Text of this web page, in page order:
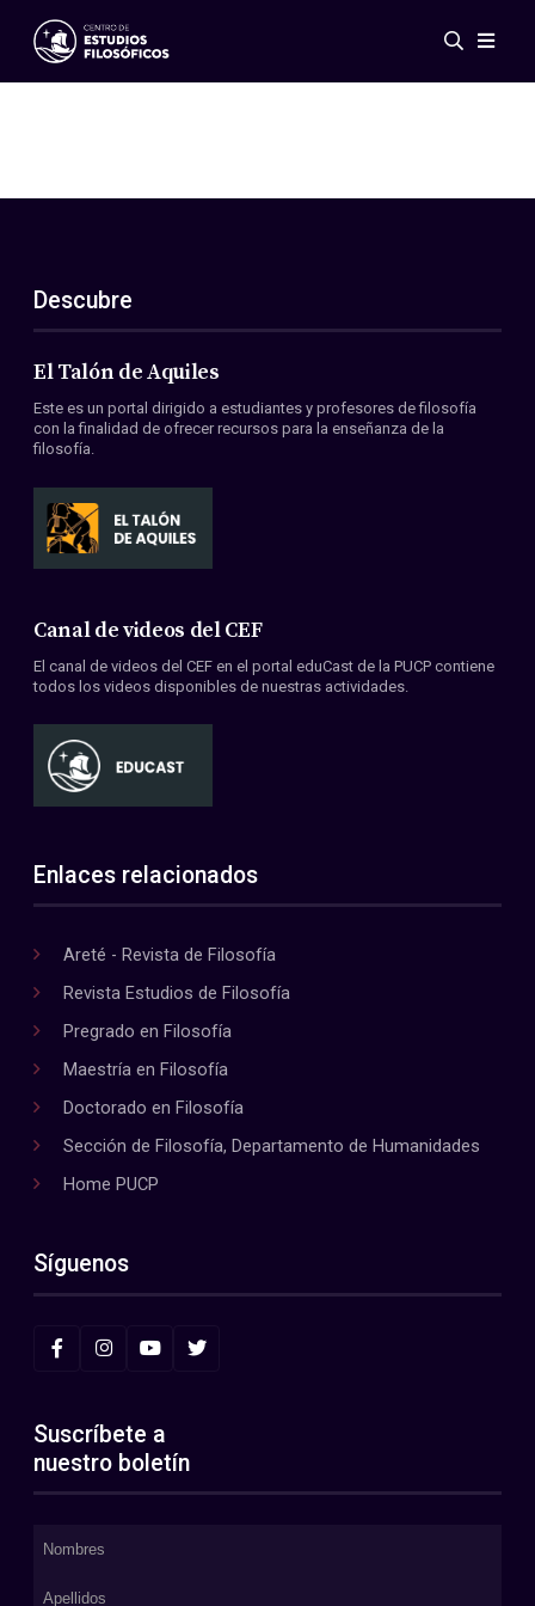
Eventos
ES
EN
Acerca de nosotros
Miembros
Convenios
Descubre
El Talón de Aquiles
Este es un portal dirigido a estudiantes y profesores de filosofía
con la finalidad de ofrecer recursos para la enseñanza de la
filosofía.
Canal de videos del CEF
El canal de videos del CEF en el portal eduCast de la PUCP contiene
todos los videos disponibles de nuestras actividades.
Enlaces relacionados
Areté - Revista de Filosofía
Revista Estudios de Filosofía
Pregrado en Filosofía
Maestría en Filosofía
Doctorado en Filosofía
Sección de Filosofía, Departamento de Humanidades
Home PUCP
Síguenos
Suscríbete a
nuestro boletín